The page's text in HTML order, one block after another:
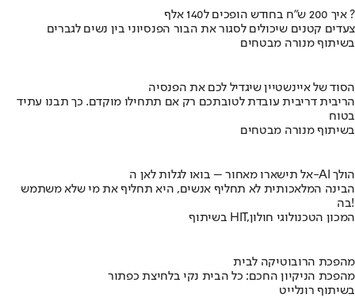
איך 200 ש"ח בחודש הופכים ל140 אלף ?
צעדים קטנים שיכולים לסגור את הבור הפנסיוני בין נשים לגברים
בשיתוף מנורה מבטחים
הסוד של איינשטיין שיגדיל לכם את הפנסיה
הריבית דריבית עובדת לטובתכם רק אם תתחילו מוקדם. כך תבנו עתיד
בטוח
בשיתוף מנורה מבטחים
אל תישארו מאחור – בואו לגלות לאן ה-AI הולך
הבינה המלאכותית לא תחליף אנשים, היא תחליף את מי שלא משתמש
בה!
בשיתוף HIT,המכון הטכנולוגי חולון
מהפכת הרובוטיקה לבית
מהפכת הניקיון החכם: כל הבית נקי בלחיצת כפתור
בשיתוף רונלייט